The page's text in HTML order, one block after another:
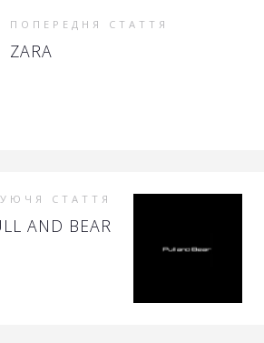
ПОПЕРЕДНЯ СТАТТЯ
ZARA
СТАТТЯ
AND BEAR